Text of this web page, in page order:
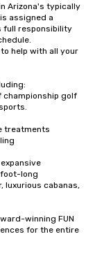
Arizona's typically
assigned a
full responsibility
help with all your
championship golf
treatments
foot-long
cabanas,
winning FUN
for the entire